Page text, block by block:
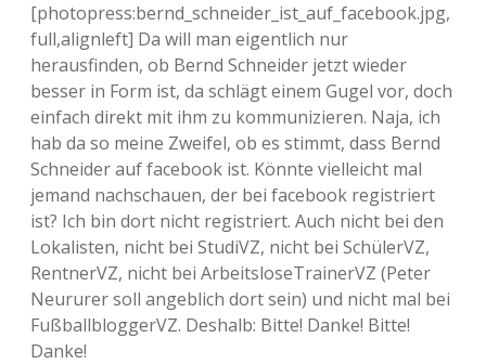
[photopress:bernd_schneider_ist_auf_facebook.jpg,
full,alignleft] Da will man eigentlich nur
herausfinden, ob Bernd Schneider jetzt wieder
besser in Form ist, da schlägt einem Gugel vor, doch
einfach direkt mit ihm zu kommunizieren. Naja, ich
hab da so meine Zweifel, ob es stimmt, dass Bernd
Schneider auf facebook ist. Könnte vielleicht mal
jemand nachschauen, der bei facebook registriert
ist? Ich bin dort nicht registriert. Auch nicht bei den
Lokalisten, nicht bei StudiVZ, nicht bei SchülerVZ,
RentnerVZ, nicht bei ArbeitsloseTrainerVZ (Peter
Neururer soll angeblich dort sein) und nicht mal bei
FußballbloggerVZ. Deshalb: Bitte! Danke! Bitte!
Danke!